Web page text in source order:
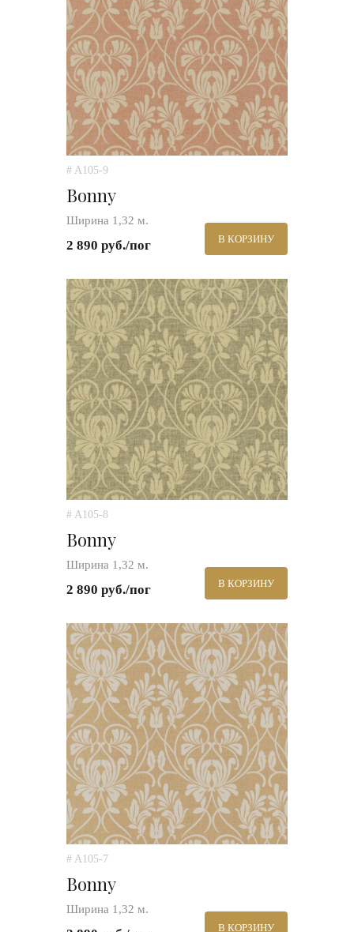
# A105-9
Bonny
Ширина 1,32 м.
2 890 руб./пог В КОРЗИНУ
# A105-8
Bonny
Ширина 1,32 м.
2 890 руб./пог В КОРЗИНУ
# A105-7
Bonny
Ширина 1,32 м.
В КОРЗИНУ